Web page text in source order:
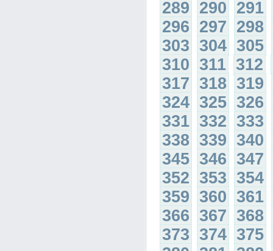
289 290 291
296 297 298
303 304 305
310 311 312
317 318 319
324 325 326
331 332 333
338 339 340
345 346 347
352 353 354
359 360 361
366 367 368
373 374 375